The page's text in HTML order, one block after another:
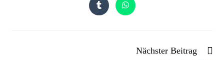
Nächster Beitrag